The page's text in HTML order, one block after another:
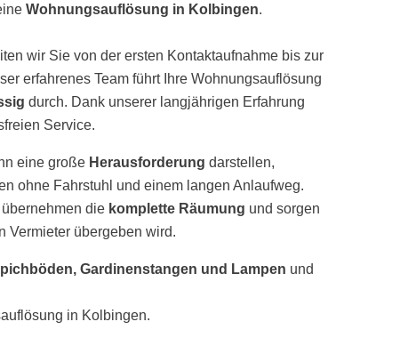
Wohnungsauflösung in Kolbingen.
wir Sie von der ersten Kontaktaufnahme bis zur
erfahrenes Team führt Ihre Wohnungsauflösung
durch. Dank unserer langjährigen Erfahrung
Service.
eine große Herausforderung darstellen,
ohne Fahrstuhl und einem langen Anlaufweg.
die komplette Räumung und sorgen
Vermieter übergeben wird.
Gardinenstangen und Lampen und
in Kolbingen.